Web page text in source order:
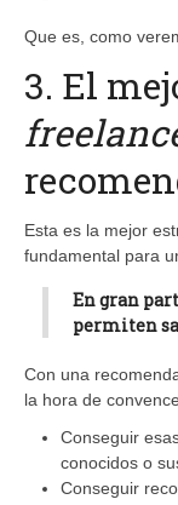
Que es, como
3. El
Esta es la mejor
fundamental para
En gran
permiten
Con una
la hora de
Conseguir
conocidos o
Conseguir